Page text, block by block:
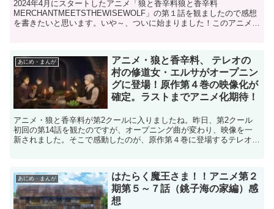
2024年4月にスタートしたアニメ「狼と香辛料狼と香辛料
MERCHANTMEETSTHEWISEWOLF」の第１話を観ましたので感想
を書きたいと思います。いや～、ついに始まりました！このアニメ、
あにめ・まんが
アニメ・狼と香辛料、 テレオの
村の修道女・エルサがオープニン
グに登場！原作第４巻の映像化が
確定。ラストまでアニメ化期待！
アニメ・狼と香辛料が第2クールに入りましたね。昨日、第2クール
初回の第14話を観たのですが、オープニング曲が変わり、映像を一
新されました。そこで感動したのが、原作第４巻に登場するテレオの
あにめ・まんが
はたらく魔王さま！！アニメ第２
期第５～７話（銚子海の家編）感
想